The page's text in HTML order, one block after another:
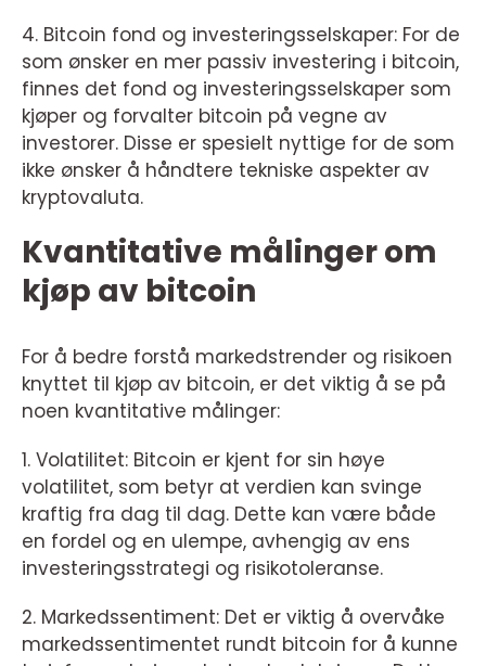
4. Bitcoin fond og investeringsselskaper: For de
som ønsker en mer passiv investering i bitcoin,
finnes det fond og investeringsselskaper som
kjøper og forvalter bitcoin på vegne av
investorer. Disse er spesielt nyttige for de som
ikke ønsker å håndtere tekniske aspekter av
kryptovaluta.
Kvantitative målinger om
kjøp av bitcoin
For å bedre forstå markedstrender og risikoen
knyttet til kjøp av bitcoin, er det viktig å se på
noen kvantitative målinger:
1. Volatilitet: Bitcoin er kjent for sin høye
volatilitet, som betyr at verdien kan svinge
kraftig fra dag til dag. Dette kan være både
en fordel og en ulempe, avhengig av ens
investeringsstrategi og risikotoleranse.
2. Markedssentiment: Det er viktig å overvåke
markedssentimentet rundt bitcoin for å kunne